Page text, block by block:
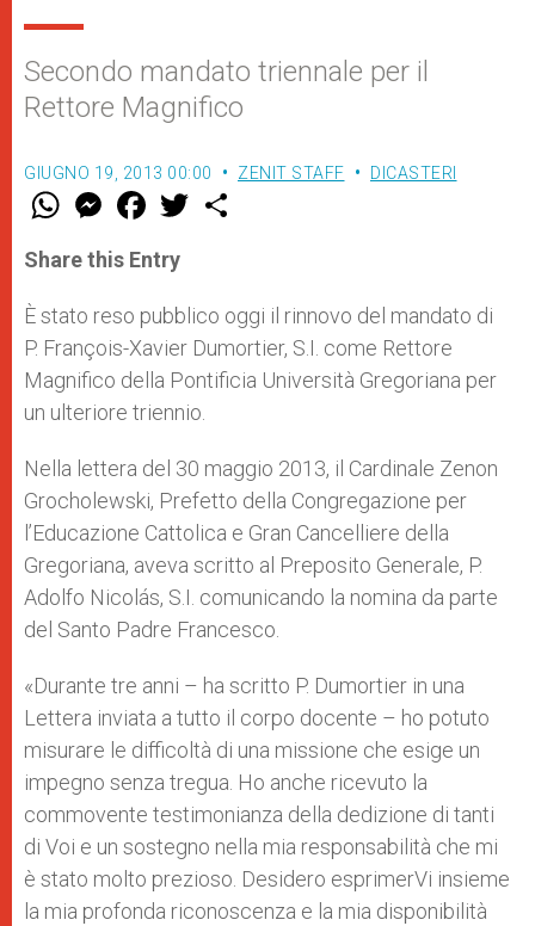
Secondo mandato triennale per il
Rettore Magnifico
GIUGNO 19, 2013 00:00 ZENIT STAFF DICASTERI
W
t
s
p
p
M
e
s
e
g
e
r
F
a
e
b
o
k
w
r
Share this Entry
È stato reso pubblico oggi il rinnovo del mandato di
P. François-Xavier Dumortier, S.I. come Rettore
Magnifico della Pontificia Università Gregoriana per
un ulteriore triennio.
Nella lettera del 30 maggio 2013, il Cardinale Zenon
Grocholewski, Prefetto della Congregazione per
l’Educazione Cattolica e Gran Cancelliere della
Gregoriana, aveva scritto al Preposito Generale, P.
Adolfo Nicolás, S.I. comunicando la nomina da parte
del Santo Padre Francesco.
«Durante tre anni – ha scritto P. Dumortier in una
Lettera inviata a tutto il corpo docente – ho potuto
misurare le difficoltà di una missione che esige un
impegno senza tregua. Ho anche ricevuto la
commovente testimonianza della dedizione di tanti
di Voi e un sostegno nella mia responsabilità che mi
è stato molto prezioso. Desidero esprimerVi insieme
la mia profonda riconoscenza e la mia disponibilità